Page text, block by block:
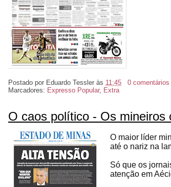
Postado por Eduardo Tessler às 11:45
0 comentários
Marcadores: Expresso Popular, Extra
O caos político - Os mineiros
O maior líder
até o nariz na
Só que os
atenção em